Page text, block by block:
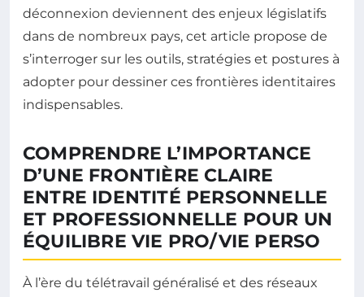
déconnexion deviennent des enjeux législatifs
dans de nombreux pays, cet article propose de
s’interroger sur les outils, stratégies et postures à
adopter pour dessiner ces frontières identitaires
indispensables.
COMPRENDRE L’IMPORTANCE
D’UNE FRONTIÈRE CLAIRE
ENTRE IDENTITÉ PERSONNELLE
ET PROFESSIONNELLE POUR UN
ÉQUILIBRE VIE PRO/VIE PERSO
À l’ère du télétravail généralisé et des réseaux